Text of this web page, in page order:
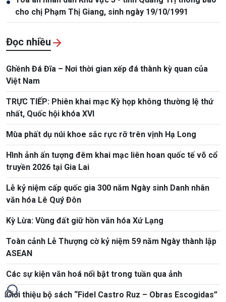
cho chị Phạm Thị Giang, sinh ngày 19/10/1991
Đọc nhiều
Ghềnh Đá Đĩa – Nơi thời gian xếp đá thành kỳ quan của
Việt Nam
TRỰC TIẾP: Phiên khai mạc Kỳ họp không thường lệ thứ
nhất, Quốc hội khóa XVI
Mùa phất dụ núi khoe sắc rực rỡ trên vịnh Hạ Long
Hình ảnh ấn tượng đêm khai mạc liên hoan quốc tế võ cổ
truyền 2026 tại Gia Lai
Lễ kỷ niệm cấp quốc gia 300 năm Ngày sinh Danh nhân
văn hóa Lê Quý Đôn
Kỳ Lừa: Vùng đất giữ hồn văn hóa Xứ Lạng
Toàn cảnh Lễ Thượng cờ kỷ niệm 59 năm Ngày thành lập
ASEAN
Các sự kiện văn hoá nổi bật trong tuần qua ảnh
Giới thiệu bộ sách “Fidel Castro Ruz – Obras Escogidas”